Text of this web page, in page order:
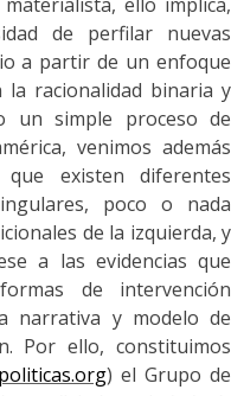
de perfilar nuevas
a partir de un enfoque
racionalidad binaria y
un simple proceso de
venimos además
existen diferentes
poco o nada
de la izquierda, y
a las evidencias que
de intervención
narrativa y modelo de
Por ello, constituimos
) el Grupo de